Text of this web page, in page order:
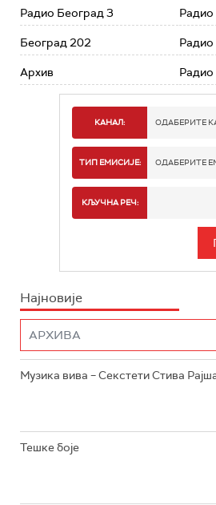
Радио Београд 3
Београд 202
Архив
Радио
КАНАЛ: ОДАБЕРИТЕ
РАДИО
РАДИО
ТИП ЕМИСИЈЕ: ОДАБЕРИТЕ
ИНФО
КЉУЧНА РЕЧ:
Најновије
Музика вива – Секстети Стива
Тешке боје